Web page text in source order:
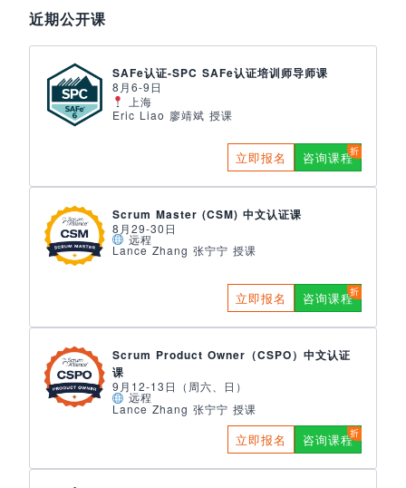
近期公开课
SAFe认证-SPC SAFe认证培训师导师课
8月6-9日
上海
Eric Liao 廖靖斌 授课
立即报名 咨询课程
Scrum Master (CSM) 中文认证课
8月29-30日
远程
Lance Zhang 张宁宁 授课
立即报名 咨询课程
Scrum Product Owner（CSPO）中文认证
课
9月12-13日（周六、日）
远程
Lance Zhang 张宁宁 授课
立即报名 咨询课程